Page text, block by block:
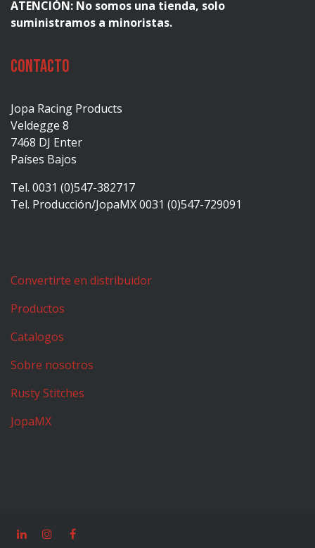
ATENCIÓN: No somos una tienda, solo
suministramos a minoristas.
Contacto
Jopa Racing Products
Veldegge 8
7468 DJ Enter
Países Bajos
Tel. 0031 (0)547-382717
Tel. Producción/JopaMX 0031 (0)547-729091
Convertirte en distribuidor
Productos
Catalogos
Sobre nosotros
Rusty Stitches
JopaMX